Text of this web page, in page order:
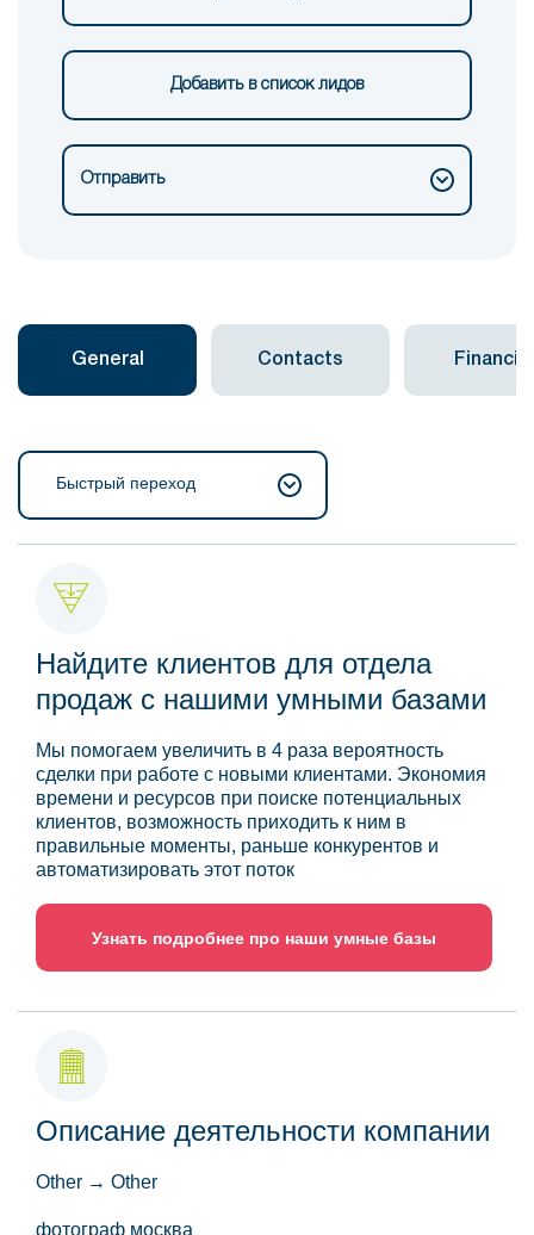
Добавить в список лидов
Отправить
General Contacts Financial
Быстрый переход
Найдите клиентов для отдела
продаж с нашими умными базами
Мы помогаем увеличить в 4 раза вероятность
сделки при работе с новыми клиентами. Экономия
времени и ресурсов при поиске потенциальных
клиентов, возможность приходить к ним в
правильные моменты, раньше конкурентов и
автоматизировать этот поток
Узнать подробнее про наши умные базы
Описание деятельности компании
Other → Other
фотограф москва